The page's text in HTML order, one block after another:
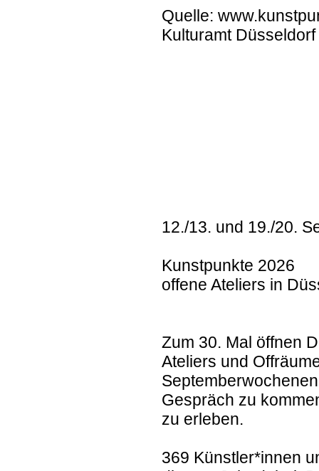
Quelle:
Kulturamt Düsseldorf
12./13. und 19./20.
Kunstpunkte 2026
offene Ateliers in
Zum 30. Mal öffnen
Ateliers und
Gespräch zu
zu erleben.
369 Künstler*innen